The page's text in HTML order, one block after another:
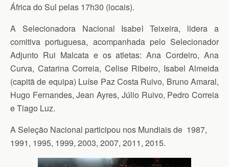
África do Sul pelas 17h30 (locais).
A Selecionadora Nacional Isabel Teixeira, lidera a
comitiva portuguesa, acompanhada pelo Selecionador
Adjunto Rui Malcata e os atletas: Ana Cordeiro, Ana
Curva, Catarina Correia, Celise Ribeiro, Isabel Almeida
(capitã de equipa) Luíse Paz Costa Ruivo, Bruno Amaral,
Hugo Fernandes, Jean Ayres, Júlio Ruivo, Pedro Correia
e Tiago Luz.
A Seleção Nacional participou nos Mundiais de 1987,
1991, 1995, 1999, 2003, 2007, 2011, 2015.